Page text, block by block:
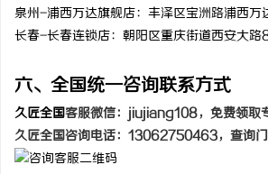
泉州-浦西万达旗舰店：丰泽区宝洲路浦西
长春-长春连锁店：朝阳区重庆街道西安大
六、全国统一咨询联系方式
久匠全国客服微信： jiujiang108，免费领取
久匠全国咨询电话： 13062750463，查询门